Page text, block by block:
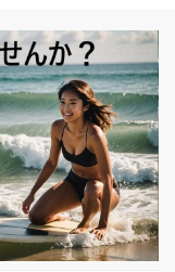
た新鋭・中村
いに映画化。
れた男・久喜文
、舞台など幅広
玉木宏。 そのほ
、中村達也、光
明ら実力 派キャ